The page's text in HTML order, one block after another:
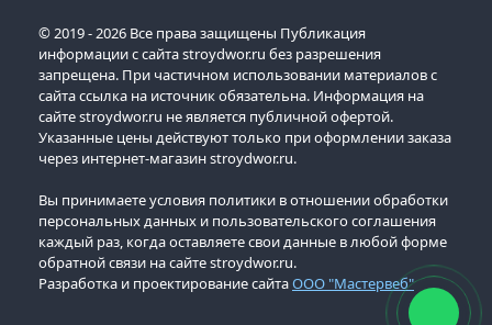
© 2019 - 2026 Все права защищены Публикация
информации с сайта stroydwor.ru без разрешения
запрещена. При частичном использовании материалов с
сайта ссылка на источник обязательна. Информация на
сайте stroydwor.ru не является публичной офертой.
Указанные цены действуют только при оформлении заказа
через интернет-магазин stroydwor.ru.
Вы принимаете условия политики в отношении обработки
персональных данных и пользовательского соглашения
каждый раз, когда оставляете свои данные в любой форме
обратной связи на сайте stroydwor.ru.
Разработка и проектирование сайтаООО "Мастервеб"